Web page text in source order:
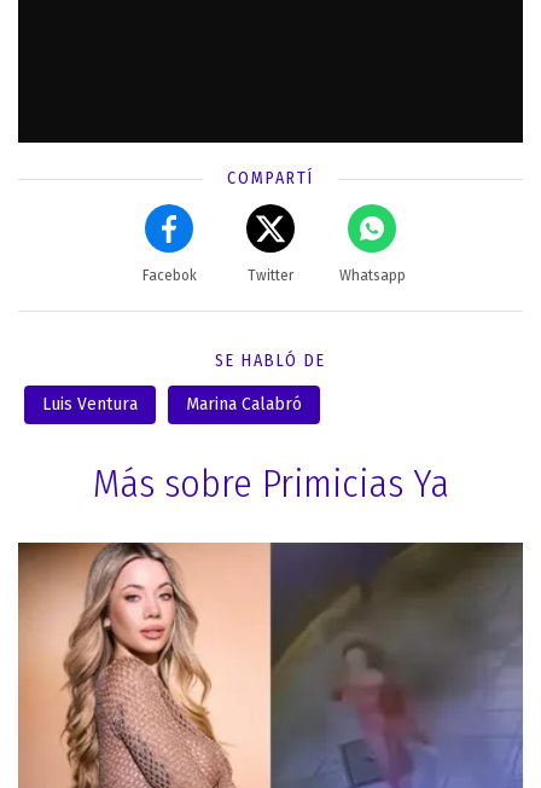
COMPARTÍ
Facebok Twitter Whatsapp
SE HABLÓ DE
Luis Ventura Marina Calabró
Más sobre Primicias Ya